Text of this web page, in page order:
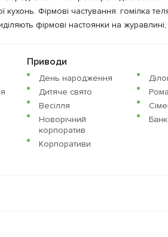
кухонь. Фірмові частування: гомілка
фірмові настоянки на журавлині,
Приводи
День народження
Дитяче свято
Весілля
Новорічний
корпоратив
Корпоративи